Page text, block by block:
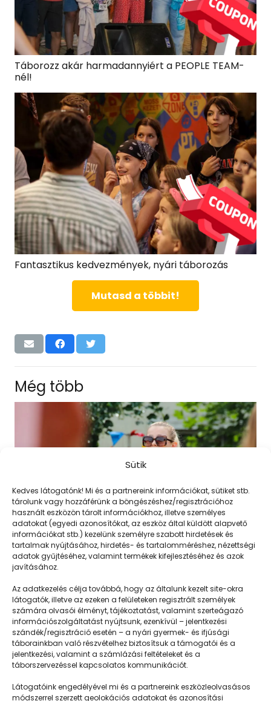
Sütik
Kedves látogatónk! Mi és a partnereink információkat, sütiket stb.
tárolunk vagy hozzáférünk a böngészéshez/regisztrációhoz
használt eszközön tárolt információkhoz, illetve személyes
adatokat (egyedi azonosítókat, az eszköz által küldött alapvető
információkat stb.) kezelünk személyre szabott hirdetések és
tartalmak nyújtásához, hirdetés- és tartalomméréshez, nézettségi
adatok gyűjtéséhez, valamint termékek kifejlesztéséhez és azok
javításához.
Az adatkezelés célja továbbá, hogy az általunk kezelt site-okra
látogatók, illetve az ezeken a felületeken regisztrált személyek
számára olvasói élményt, tájékoztatást, valamint szerteágazó
információszolgáltatást nyújtsunk, ezenkívül – jelentkezési
szándék/regisztráció esetén – a nyári gyermek- és ifjúsági
táborainkban való részvételhez biztosítsuk a támogatói és a
jelentkezési, valamint a számlázási feltételeket és a
táborszervezéssel kapcsolatos kommunikációt.
Látogatóink engedélyével mi és a partnereink eszközleolvasásos
módszerrel szerzett geolokációs adatokat és azonosítási
Táborozz akár harmadannyiért a PEOPLE TEAM-
nél!
Fantasztikus kedvezmények, nyári táborozás
Mutasd a többit!
Még több
Túlgondolás helyett élni kell